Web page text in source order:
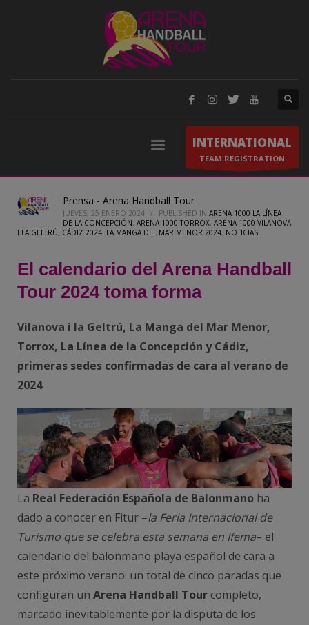
INTERNATIONAL
TEAM REGISTRATION
Prensa - Arena Handball Tour
JUEVES, 25 ENERO 2024 / PUBLISHED IN ARENA 1000 LA LÍNEA
DE LA CONCEPCIÓN, ARENA 1000 TORROX, ARENA 1000 VILANOVA
I LA GELTRÚ, CÁDIZ 2024, LA MANGA DEL MAR MENOR 2024, NOTICIAS
El calendario del Arena Handball
Tour 2024 toma forma
Vilanova i la Geltrú, La Manga del Mar Menor,
Torrox, La Línea de la Concepción y Cádiz,
primeras sedes confirmadas de cara al verano de
2024
La Real Federación Española de Balonmano ha
dado a conocer en Fitur –la Feria Internacional de
Turismo que se celebra esta semana en Ifema– el
calendario del balonmano playa español de cara a
este próximo verano: un total de cinco paradas que
configuran un Arena Handball Tour completo,
marcado inevitablemente por la disputa de los